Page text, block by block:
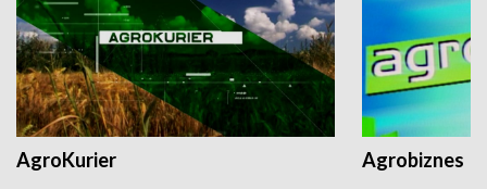
AgroKurier Agrobiznes